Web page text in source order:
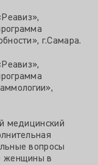
г.Самара.
медицинский
вопросы
женщины в